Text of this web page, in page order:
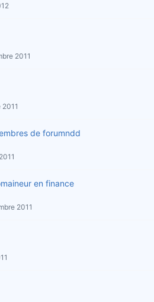
2011
de forumndd
en finance
2011